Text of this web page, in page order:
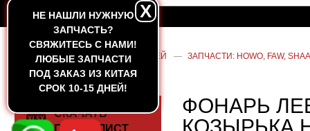
НЕ НАШЛИ НУЖНУЮ
ЗАПЧАСТЬ?
CВЯЖИТЕСЬ С НАМИ!
ЛЮБЫЕ ЗАПЧАСТИ
ПОД ЗАКАЗ ИЗ КИТАЯ
СРОК 10-15 ДНЕЙ!
X
ГЛАВНАЯ — КАТАЛОГ ЗАПЧАСТЕЙ — ЗАПЧАСТИ: HOWO, FAW,
КОЗЫРЬКА HOWO A7
СКАЧАТЬ
ПРАЙС-ЛИСТ
ФОНАРЬ